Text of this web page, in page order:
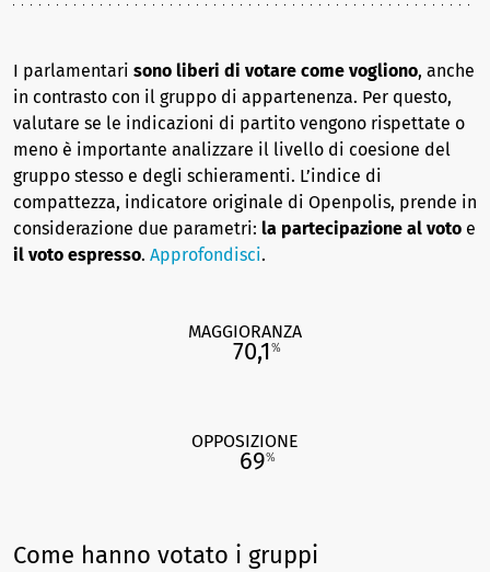
I parlamentari sono liberi di votare come vogliono, anche
in contrasto con il gruppo di appartenenza. Per questo,
valutare se le indicazioni di partito vengono rispettate o
meno è importante analizzare il livello di coesione del
gruppo stesso e degli schieramenti. L’indice di
compattezza, indicatore originale di Openpolis, prende in
considerazione due parametri: la partecipazione al voto e
il voto espresso. Approfondisci.
MAGGIORANZA
70,1%
OPPOSIZIONE
69%
Come hanno votato i gruppi